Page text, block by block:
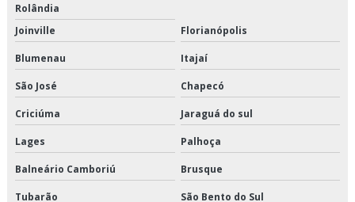
Transporte fracionado de alimentos perecíveis são paulo
Transporte fracionado de alimentos perecíveis valor
Transporte fracionado são paulo
Transporte produtos congelados em são paulo
Transporte produtos congelados em sp
Rolândia
Joinville
Florianópolis
Blumenau Itajaí
São José Chapecó
Criciúma Jaraguá do sul
Lages Palhoça
Balneário Camboriú Brusque
Tubarão São Bento do Sul